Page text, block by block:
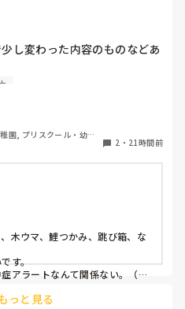
れます。
い法人？でしょうか？
、それを早い段階で見極めるこ
ちょっと考えてみると良いかも
し変わった内容のものなどあ
児が体育の時間に体操服の上
。
園, プリスクール・幼児
2 ・ 21時間前
木ウマ、鯉つかみ、跳び箱、な
す。
アラートなんて関係ない。（日
っと見る